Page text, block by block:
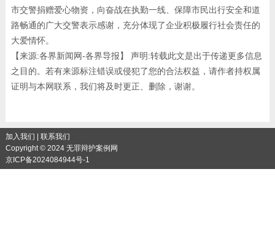
市交警捐赠爱心物资，向奋战在执勤一线、保障市民出行安全和道
路畅通的广大交警表示感谢，充分体现了企业积极履行社会责任的
大爱情怀。
【来源:各界新闻网-各界导报】 声明:转载此文是出于传递更多信息
之目的。若有来源标注错误或侵犯了您的合法权益，请作者持权属
证明与本网联系，我们将及时更正、删除，谢谢。
加入我们
联系我们
Copyright © 2024 无罪辩护案例网
京ICP备2024084944号-1